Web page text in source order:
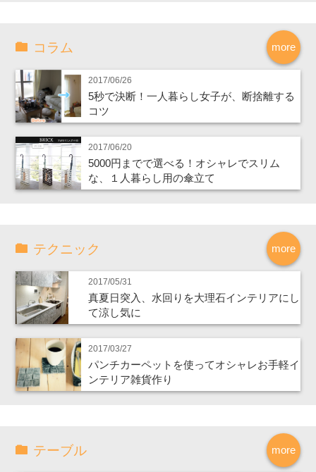
more
コラム
2017/06/26
5秒で決断！一人暮らし女子が、断捨離する
コツ
2017/06/20
5000円までで選べる！オシャレでスリム
な、１人暮らし用の傘立て
more
テクニック
2017/05/31
真夏日突入、水回りを大理石インテリアにし
て涼し気に
2017/03/27
パンチカーペットを使ってオシャレお手軽イ
ンテリア雑貨作り
more
テーブル